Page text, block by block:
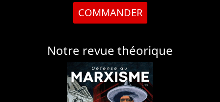
COMMANDER
Notre revue théorique